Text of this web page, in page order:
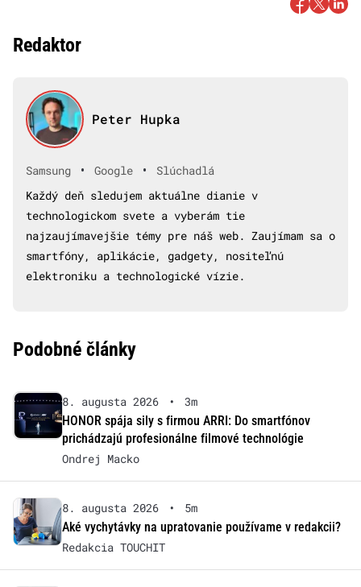
Redaktor
Peter Hupka
Samsung • Google •
Slúchadlá
Každý deň sledujem aktuálne dianie v
technologickom svete a vyberám tie
najzaujímavejšie témy pre náš web. Zaujímam sa o
smartfóny, aplikácie, gadgety, nositeľnú
elektroniku a technologické vízie.
Podobné články
8. augusta 2026 •
3m
HONOR spája sily s firmou ARRI: Do smartfónov
prichádzajú profesionálne filmové technológie
Ondrej Macko
8. augusta 2026 •
5m
Aké vychytávky na upratovanie používame v redakcii?
Redakcia TOUCHIT